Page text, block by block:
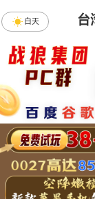
台
白天